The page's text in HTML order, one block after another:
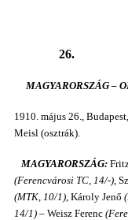
26.
MAGYARORSZÁG –
1910. május 26.,
Meisl (osztrák).
MAGYARORSZÁG:
(Ferencvárosi TC, 14/-),
(MTK, 10/1), Károly Jenő
14/1) – Weisz Ferenc